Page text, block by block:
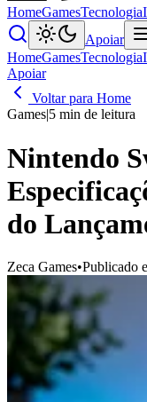
HomeGamesTecnologia
Apoiar
HomeGamesTecnologia
Apoiar
Voltar para Home
Games|5 min de leitura
Nintendo
do
Zeca Games•Publicado